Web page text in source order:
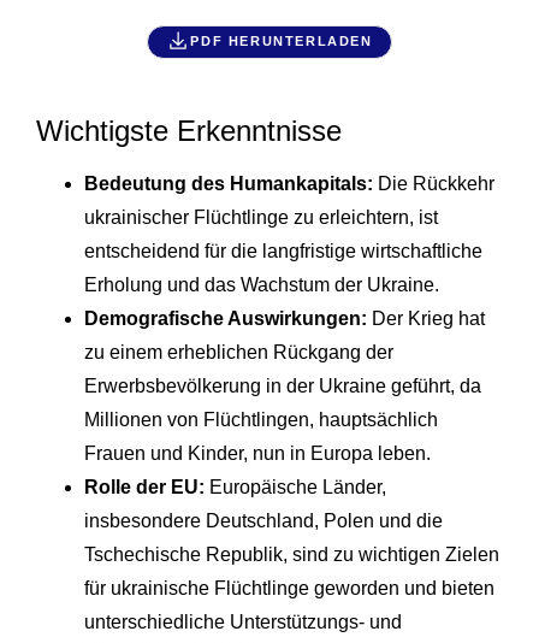
PDF HERUNTERLADEN
Wichtigste Erkenntnisse
Bedeutung des Humankapitals: Die Rückkehr
ukrainischer Flüchtlinge zu erleichtern, ist
entscheidend für die langfristige wirtschaftliche
Erholung und das Wachstum der Ukraine.
Demografische Auswirkungen: Der Krieg hat
zu einem erheblichen Rückgang der
Erwerbsbevölkerung in der Ukraine geführt, da
Millionen von Flüchtlingen, hauptsächlich
Frauen und Kinder, nun in Europa leben.
Rolle der EU: Europäische Länder,
insbesondere Deutschland, Polen und die
Tschechische Republik, sind zu wichtigen Zielen
für ukrainische Flüchtlinge geworden und bieten
unterschiedliche Unterstützungs- und